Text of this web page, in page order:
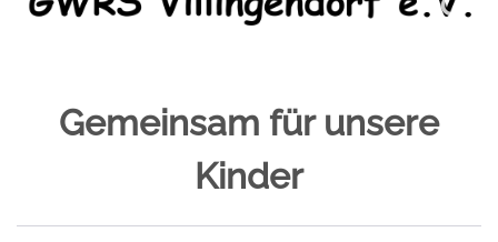
Gemeinsam für unsere
Kinder